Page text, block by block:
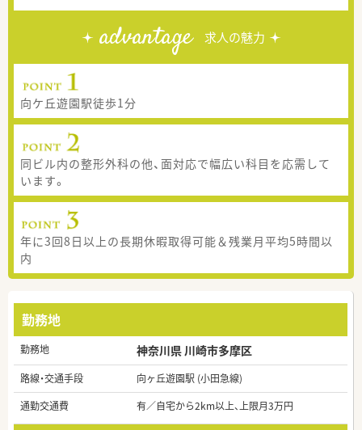
advantage 求人の魅力
向ケ丘遊園駅徒歩1分
同ビル内の整形外科の他、面対応で幅広い科目を応需して
います。
年に3回8日以上の長期休暇取得可能＆残業月平均5時間以
内
勤務地
勤務地 神奈川県 川崎市多摩区
路線・交通手段
向ヶ丘遊園駅 (小田急線)
通勤交通費
有／自宅から2km以上、上限月3万円